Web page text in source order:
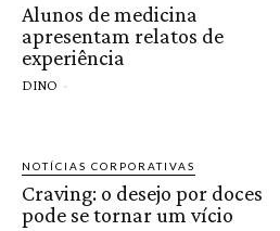
Alunos de medicina
apresentam relatos de
experiência
DINO -
NOTÍCIAS CORPORATIVAS
Craving: o desejo por doces
pode se tornar um vício